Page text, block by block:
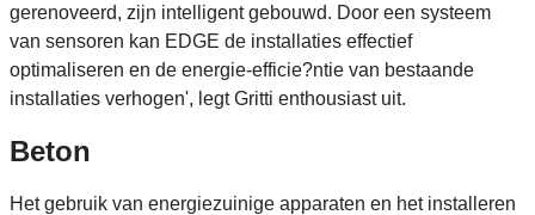
gerenoveerd, zijn intelligent gebouwd. Door een systeem
van sensoren kan EDGE de installaties effectief
optimaliseren en de energie-efficie?ntie van bestaande
installaties verhogen', legt Gritti enthousiast uit.
Beton
Het gebruik van energiezuinige apparaten en het installeren